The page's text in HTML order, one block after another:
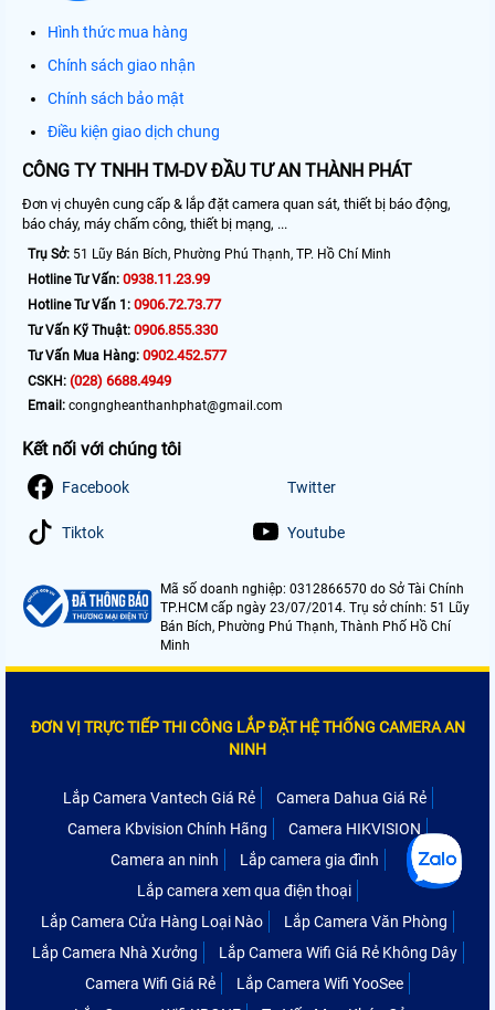
Hình thức mua hàng
Chính sách giao nhận
Chính sách bảo mật
Điều kiện giao dịch chung
CÔNG TY TNHH TM-DV ĐẦU TƯ AN THÀNH PHÁT
Đơn vị chuyên cung cấp & lắp đặt camera quan sát, thiết bị báo động,
báo cháy, máy chấm công, thiết bị mạng, ...
Trụ Sở: 51 Lũy Bán Bích, Phường Phú Thạnh, TP. Hồ Chí Minh
Hotline Tư Vấn: 0938.11.23.99
Hotline Tư Vấn 1: 0906.72.73.77
Tư Vấn Kỹ Thuật: 0906.855.330
Tư Vấn Mua Hàng: 0902.452.577
CSKH: (028) 6688.4949
Email: congngheanthanhphat@gmail.com
Kết nối với chúng tôi
Facebook Twitter
Tiktok Youtube
Mã số doanh nghiệp: 0312866570 do Sở Tài Chính
TP.HCM cấp ngày 23/07/2014. Trụ sở chính: 51 Lũy
Bán Bích, Phường Phú Thạnh, Thành Phố Hồ Chí
Minh
ĐƠN VỊ TRỰC TIẾP THI CÔNG LẮP ĐẶT HỆ THỐNG CAMERA AN
NINH
Lắp Camera Vantech Giá Rẻ
Camera Dahua Giá Rẻ
Camera Kbvision Chính Hãng
Camera HIKVISION
Camera an ninh
Lắp camera gia đình
Lắp camera xem qua điện thoại
Lắp Camera Cửa Hàng Loại Nào
Lắp Camera Văn Phòng
Lắp Camera Nhà Xưởng
Lắp Camera Wifi Giá Rẻ Không Dây
Camera Wifi Giá Rẻ
Lắp Camera Wifi YooSee